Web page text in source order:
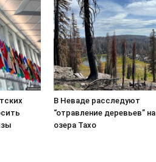
В Неваде расследуют
“отравление деревьев”
озера Тахо